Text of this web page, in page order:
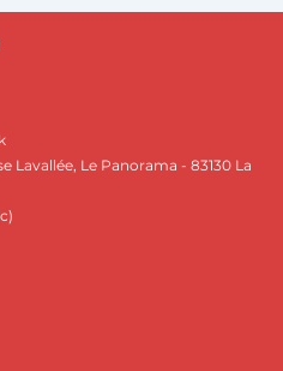
Lavallée, Le Panorama - 83130 La